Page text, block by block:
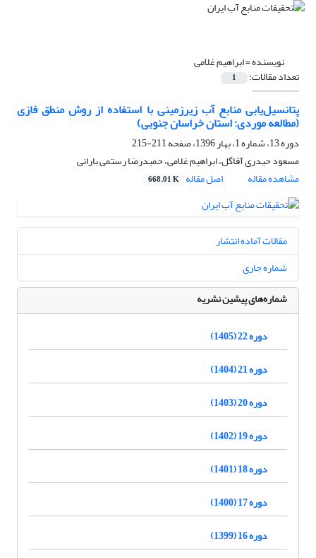
نویسنده =ابراهیم غلامی
تعداد مقالات: 1
پتانسیل‌یابی منابع آب زیرزمینی با استفاده از روش منطق فازی
(مطالعه موردی: استان خراسان جنوبی)
دوره 13، شماره 1، بهار 1396، صفحه
211-215
مسعود حیدری آقاگل، ابراهیم غلامی، حمیدرضا رستمی بارانی
مشاهده مقاله
اصل مقاله 668.01 K
مقالات آماده انتشار
شماره جاری
شماره‌های پیشین نشریه
دوره 22 (1405)
دوره 21 (1404)
دوره 20 (1403)
دوره 19 (1402)
دوره 18 (1401)
دوره 17 (1400)
دوره 16 (1399)